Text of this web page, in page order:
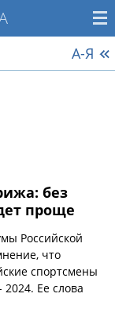
А-Я
без
проще
Российской
что
спортсмены
Ее слова